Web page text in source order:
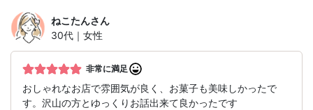
ねこたんさん
30代｜女性
非常に満足
おしゃれなお店で雰囲気が良く、お菓子も美味しかったで
す。沢山の方とゆっくりお話出来て良かったです